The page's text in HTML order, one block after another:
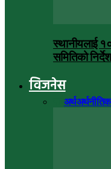
स्थानीयलाई
समितिको
विजनेस
अर्थअर्थनीति